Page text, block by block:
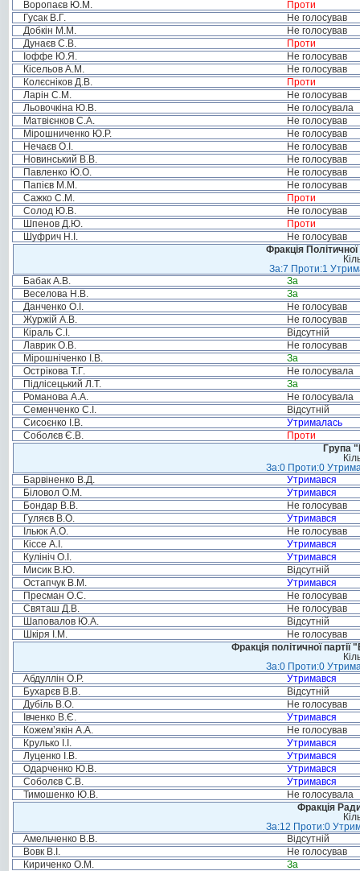
Воропаєв Ю.М.
Проти
Гусак В.Г.
Не голосував
Добкін М.М.
Не голосував
Дунаєв С.В.
Проти
Іоффе Ю.Я.
Не голосував
Кісельов А.М.
Не голосував
Колєсніков Д.В.
Проти
Ларін С.М.
Не голосував
Льовочкіна Ю.В.
Не голосувала
Матвієнков С.А.
Не голосував
Мірошниченко Ю.Р.
Не голосував
Нечаєв О.І.
Не голосував
Новинський В.В.
Не голосував
Павленко Ю.О.
Не голосував
Папієв М.М.
Не голосував
Сажко С.М.
Проти
Солод Ю.В.
Не голосував
Шпенов Д.Ю.
Проти
Шуфрич Н.І.
Не голосував
Фракція
За:7 Проти:1
Бабак А.В.
За
Веселова Н.В.
За
Данченко О.І.
Не голосував
Журжій А.В.
Не голосував
Кіраль С.І.
Відсутній
Лаврик О.В.
Не голосував
Мірошніченко І.В.
За
Острікова Т.Г.
Не голосувала
Підлісецький Л.Т.
За
Романова А.А.
Не голосувала
Семенченко С.І.
Відсутній
Сисоєнко І.В.
Утрималась
Соболєв Є.В.
Проти
Група
За:0 Проти:0
Барвіненко В.Д.
Утримався
Біловол О.М.
Утримався
Бондар В.В.
Не голосував
Гуляєв В.О.
Утримався
Ільюк А.О.
Не голосував
Кіссе А.І.
Утримався
Кулініч О.І.
Утримався
Мисик В.Ю.
Відсутній
Остапчук В.М.
Утримався
Пресман О.С.
Не голосував
Святаш Д.В.
Не голосував
Шаповалов Ю.А.
Відсутній
Шкіря І.М.
Не голосував
Фракція політичної
За:0 Проти:0
Абдуллін О.Р.
Утримався
Бухарєв В.В.
Відсутній
Дубіль В.О.
Не голосував
Івченко В.Є.
Утримався
Кожем’якін А.А.
Не голосував
Крулько І.І.
Утримався
Луценко І.В.
Утримався
Одарченко Ю.В.
Утримався
Соболєв С.В.
Утримався
Тимошенко Ю.В.
Не голосувала
Фракція
За:12 Проти:0
Амельченко В.В.
Відсутній
Вовк В.І.
Не голосував
Кириченко О.М.
За